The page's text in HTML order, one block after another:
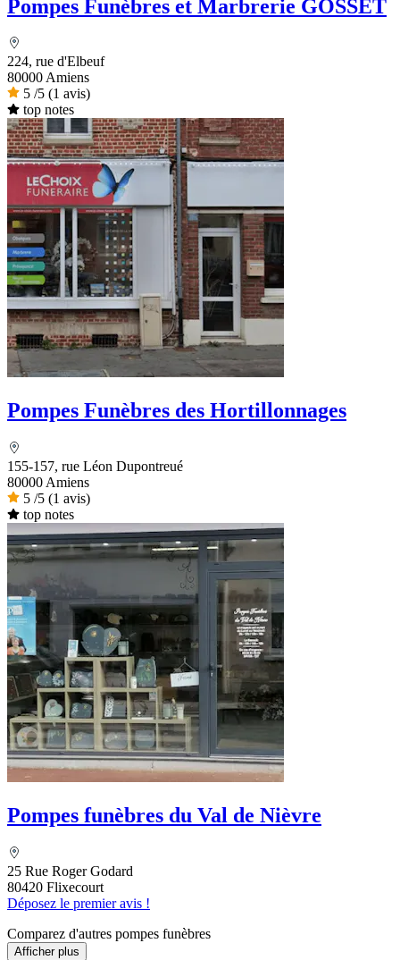
Pompes Funèbres et Marbrerie GOSSET
224, rue d'Elbeuf
80000 Amiens
5 /5 (1 avis)
top notes
Pompes Funèbres des Hortillonnages
155-157, rue Léon Dupontreué
80000 Amiens
5 /5 (1 avis)
top notes
Pompes funèbres du Val de Nièvre
25 Rue Roger Godard
80420 Flixecourt
Déposez le premier avis !
Comparez d'autres pompes funèbres
Afficher plus